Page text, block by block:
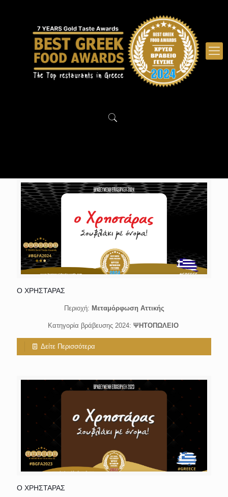
Ο ΧΡΗΣΤΑΡΑΣ
Περιοχή: Μεταμόρφωση Αττικής
Κατηγορία βράβευσης 2024: ΨΗΤΟΠΩΛΕΙΟ
Δείτε Περισσότερα
Ο ΧΡΗΣΤΑΡΑΣ